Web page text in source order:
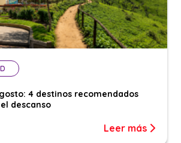
4 destinos recomendados
descanso
Leer más